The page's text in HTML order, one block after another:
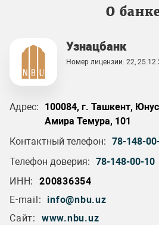
О
Узнацбанк
Номер лицензии: 22,
Адрес:
100084, г. Ташкент,
Амира Темура, 101
Контактный телефон: 78-148-
Телефон доверия: 78-148-00-10
ИНН:
200836354
E-mail:
info@nbu.uz
Сайт:
www.nbu.uz